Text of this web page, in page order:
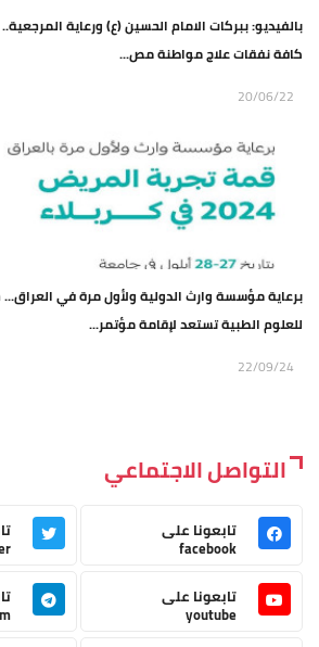
بالفيديو: ببركات الامام الحسين (ع) ورعاية
كافة نفقات علاج مواطنة مص...
20/06/22
برعاية مؤسسة وارث الدولية ولأول مرة في
للعلوم الطبية تستعد لإقامة مؤتمر...
22/09/24
التواصل الاجتماعي
تابعونا على
facebook
تابعونا على
youtube